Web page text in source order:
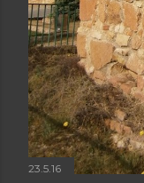
23.5.16